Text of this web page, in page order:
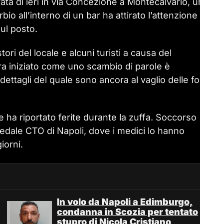
all’interno di un bar ha attirato l’attenzione
posto.
del locale e alcuni turisti a causa del
iniziato come uno scambio di parole è
del quale sono ancora al vaglio delle
ha riportato ferite durante la zuffa. Soccorso
CTO di Napoli, dove i medici lo hanno
In volo da Napoli a Edimburgo,
condanna in Scozia per tentato
stupro di Nicola Cristiano